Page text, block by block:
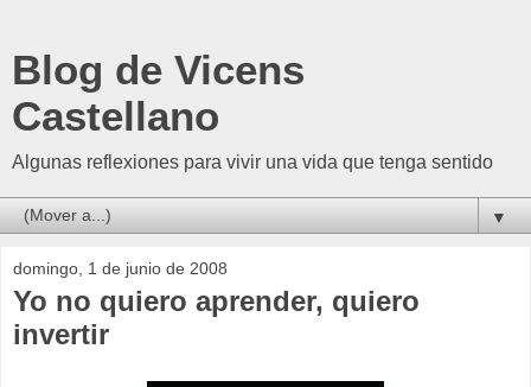
Blog de Vicens
Castellano
Algunas reflexiones para vivir una vida que tenga sentido
▼
domingo, 1 de junio de 2008
Yo no quiero aprender, quiero
invertir